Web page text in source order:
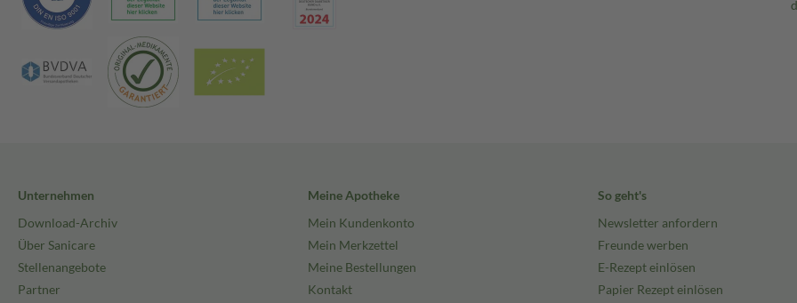
Unternehmen
Download-Archiv
Über Sanicare
Stellenangebote
Partner
Meine Apotheke
Mein Kundenkonto
Mein Merkzettel
Meine Bestellungen
Kontakt
So geht's
Newsletter anfordern
Freunde werben
E-Rezept einlösen
Papier Rezept einlösen